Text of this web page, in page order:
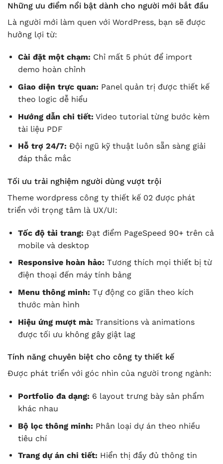
Những ưu điểm nổi bật dành cho người mới bắt đầu
Là người mới làm quen với WordPress, bạn sẽ được
hưởng lợi từ:
Cài đặt một chạm: Chỉ mất 5 phút để import
demo hoàn chỉnh
Giao diện trực quan: Panel quản trị được thiết kế
theo logic dễ hiểu
Hướng dẫn chi tiết: Video tutorial từng bước kèm
tài liệu PDF
Hỗ trợ 24/7: Đội ngũ kỹ thuật luôn sẵn sàng giải
đáp thắc mắc
Tối ưu trải nghiệm người dùng vượt trội
Theme wordpress công ty thiết kế 02 được phát
triển với trọng tâm là UX/UI:
Tốc độ tải trang: Đạt điểm PageSpeed 90+ trên cả
mobile và desktop
Responsive hoàn hảo: Tương thích mọi thiết bị từ
điện thoại đến máy tính bảng
Menu thông minh: Tự động co giãn theo kích
thước màn hình
Hiệu ứng mượt mà: Transitions và animations
được tối ưu không gây giật lag
Tính năng chuyên biệt cho công ty thiết kế
Được phát triển với góc nhìn của người trong ngành:
Portfolio đa dạng: 6 layout trưng bày sản phẩm
khác nhau
Bộ lọc thông minh: Phân loại dự án theo nhiều
tiêu chí
Trang dự án chi tiết: Hiển thị đầy đủ thông tin